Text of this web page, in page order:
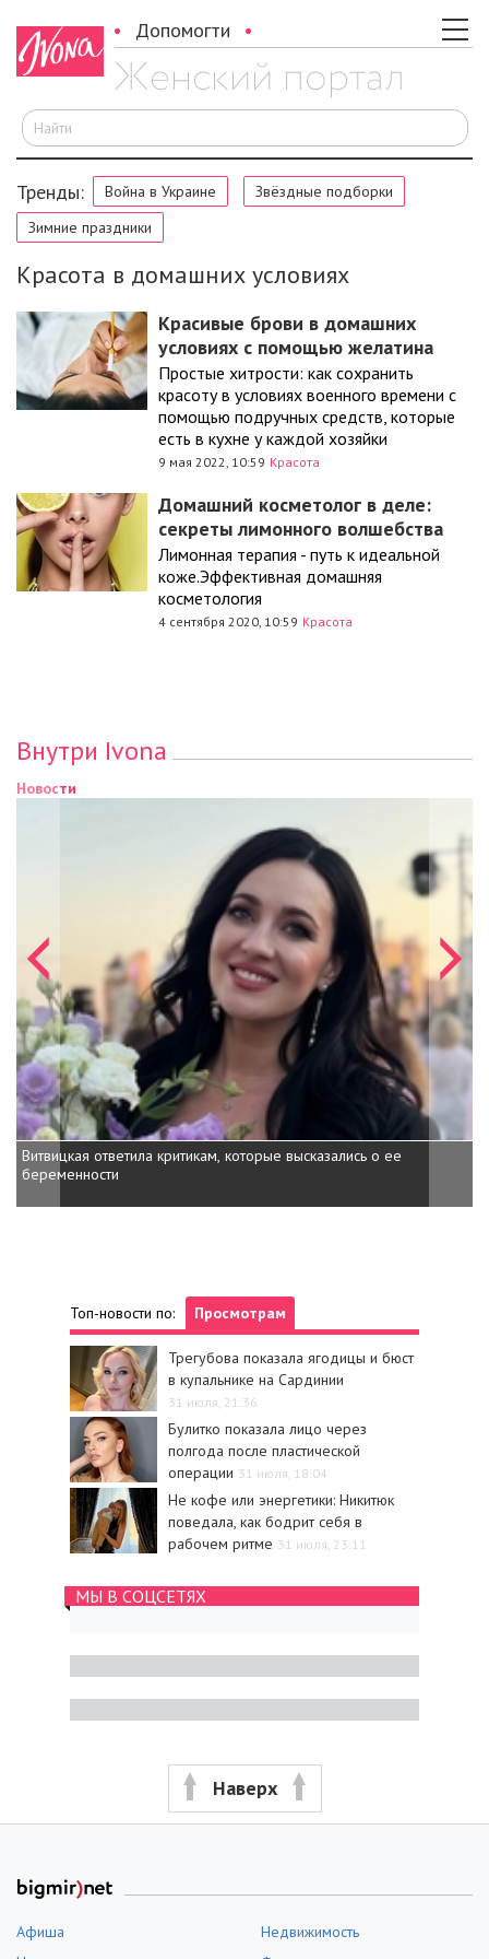
Допомогти
Тренды: Война в Украине
Звёздные подборки
Зимние праздники
Красота в домашних условиях
Красивые брови в домашних
условиях с помощью желатина
Простые хитрости: как сохранить
красоту в условиях военного времени с
помощью подручных средств, которые
есть в кухне у каждой хозяйки
9 мая 2022, 10:59 Красота
Домашний косметолог в деле:
секреты лимонного волшебства
Лимонная терапия - путь к идеальной
коже.Эффективная домашняя
косметология
4 сентября 2020, 10:59 Красота
Внутри Ivona
Новости
Витвицкая ответила критикам, которые высказались о ее
беременности
Топ-новости по: Просмотрам
Трегубова показала ягодицы и бюст
в купальнике на Сардинии
31 июля, 21:36
Булитко показала лицо через
полгода после пластической
операции 31 июля, 18:04
Не кофе или энергетики: Никитюк
поведала, как бодрит себя в
рабочем ритме 31 июля, 23:11
МЫ В СОЦСЕТЯХ
Наверх
Афиша
Недвижимость